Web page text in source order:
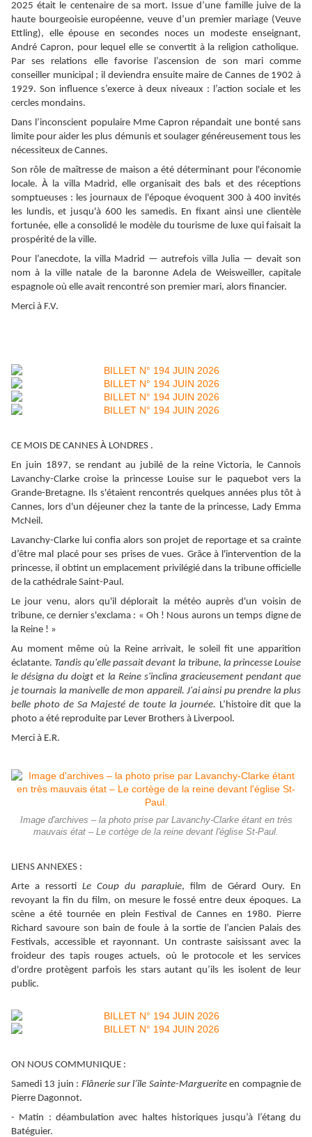
2025 était le centenaire de sa mort. Issue d’une famille juive de la
haute bourgeoisie européenne, veuve d’un premier mariage (Veuve
Ettling), elle épouse en secondes noces un modeste enseignant,
André Capron, pour lequel elle se convertit à la religion catholique.
Par ses relations elle favorise l’ascension de son mari comme
conseiller municipal ; il deviendra ensuite maire de Cannes de 1902 à
1929. Son influence s’exerce à deux niveaux : l’action sociale et les
cercles mondains.
Dans l’inconscient populaire Mme Capron répandait une bonté sans
limite pour aider les plus démunis et soulager généreusement tous les
nécessiteux de Cannes.
Son rôle de maîtresse de maison a été déterminant pour l'économie
locale. À la villa Madrid, elle organisait des bals et des réceptions
somptueuses : les journaux de l'époque évoquent 300 à 400 invités
les lundis, et jusqu'à 600 les samedis. En fixant ainsi une clientèle
fortunée, elle a consolidé le modèle du tourisme de luxe qui faisait la
prospérité de la ville.
Pour l’anecdote, la villa Madrid — autrefois villa Julia — devait son
nom à la ville natale de la baronne Adela de Weisweiller, capitale
espagnole où elle avait rencontré son premier mari, alors financier.
Merci à F.V.
CE MOIS DE CANNES À LONDRES .
En juin 1897, se rendant au jubilé de la reine Victoria, le Cannois
Lavanchy-Clarke croise la princesse Louise sur le paquebot vers la
Grande-Bretagne. Ils s'étaient rencontrés quelques années plus tôt à
Cannes, lors d'un déjeuner chez la tante de la princesse, Lady Emma
McNeil.
Lavanchy-Clarke lui confia alors son projet de reportage et sa crainte
d’être mal placé pour ses prises de vues. Grâce à l'intervention de la
princesse, il obtint un emplacement privilégié dans la tribune officielle
de la cathédrale Saint-Paul.
Le jour venu, alors qu'il déplorait la météo auprès d'un voisin de
tribune, ce dernier s'exclama : « Oh ! Nous aurons un temps digne de
la Reine ! »
Au moment même où la Reine arrivait, le soleil fit une apparition
éclatante. Tandis qu'elle passait devant la tribune, la princesse Louise
le désigna du doigt et la Reine s'inclina gracieusement pendant que
je tournais la manivelle de mon appareil. J'ai ainsi pu prendre la plus
belle photo de Sa Majesté de toute la journée. L’histoire dit que la
photo a été reproduite par Lever Brothers à Liverpool.
Merci à E.R.
Image d'archives – la photo prise par Lavanchy-Clarke étant en très
mauvais état – Le cortège de la reine devant l'église St-Paul.
LIENS ANNEXES :
Arte a ressorti Le Coup du parapluie, film de Gérard Oury. En
revoyant la fin du film, on mesure le fossé entre deux époques. La
scène a été tournée en plein Festival de Cannes en 1980. Pierre
Richard savoure son bain de foule à la sortie de l’ancien Palais des
Festivals, accessible et rayonnant. Un contraste saisissant avec la
froideur des tapis rouges actuels, où le protocole et les services
d'ordre protègent parfois les stars autant qu’ils les isolent de leur
public.
ON NOUS COMMUNIQUE :
Samedi 13 juin : Flânerie sur l’île Sainte-Margueriteen compagnie de
Pierre Dagonnot.
- Matin : déambulation avec haltes historiques jusqu’à l’étang du
Batéguier.